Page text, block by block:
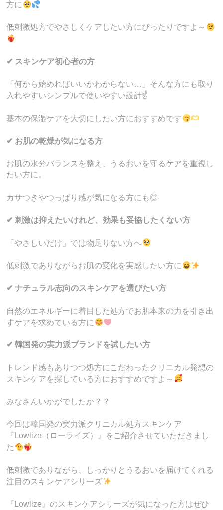
方に
低刺激処方でやさしくケアしたい方にぴったりですよ～
✔ スキンケア初心者の方
「何から始めればいいかわからない…」そんな方にも取り
入れやすいシンプルで使いやすい設計☝️
基本の保湿ケアを大切にしたい方におすすめです
✔ お肌の乾燥が気になる方
お肌の水分バランスを整え、うるおいを守るケアを重視し
たい方に。
カサつきやつっぱり感が気になる方にも◎
✔ 刺激は抑えたいけれど、効果も妥協したくない方
「やさしいだけ」では物足りない方へ
低刺激でありながらお肌の変化を実感したい方に
✔ ナチュラル志向のスキンケアを選びたい方
自然のエネルギーに着目した処方でお肌本来の力を引き出
すケアを求めている方に
✔ 韓国発の実力派ブランドを試したい方
トレンド感もありつつ処方にこだわったクリニカル発想の
スキンケアを探している方におすすめですよ～
みなさんいかがでしたか？？
今回は韓国発の実力派クリニカル処方スキンケア
『Lowlize（ローライズ）』をご紹介させていただきまし
た
低刺激でありながら、しっかりとうるおいを届けてくれる
注目のスキンケアシリーズ
『Lowlize』のスキンケアシリーズが気になった方はぜひ